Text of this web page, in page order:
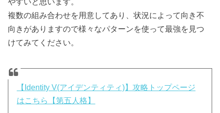
複数の組み合わせを用意してあり、状況によって向き不
向きがありますので様々なパターンを使って最強を見つ
けてみてください。
【Identity V(アイデンティティ)】攻略トップページ
はこちら【第五人格】